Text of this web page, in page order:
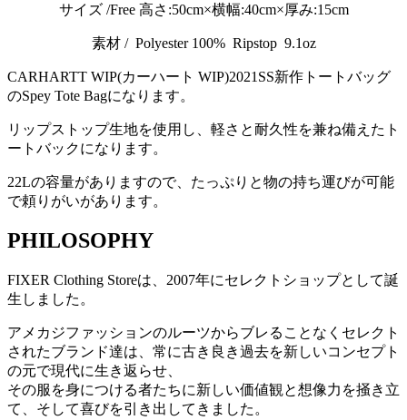
サイズ /Free 高さ:50cm×横幅:40cm×厚み:15cm
素材 / Polyester 100% Ripstop 9.1oz
CARHARTT WIP(カーハート WIP)2021SS新作トートバッグ
のSpey Tote Bagになります。
リップストップ生地を使用し、軽さと耐久性を兼ね備えたト
ートバックになります。
22Lの容量がありますので、たっぷりと物の持ち運びが可能
で頼りがいがあります。
PHILOSOPHY
FIXER Clothing Storeは、2007年にセレクトショップとして誕
生しました。
アメカジファッションのルーツからブレることなくセレクト
されたブランド達は、常に古き良き過去を新しいコンセプト
の元で現代に生き返らせ、
その服を身につける者たちに新しい価値観と想像力を掻き立
て、そして喜びを引き出してきました。